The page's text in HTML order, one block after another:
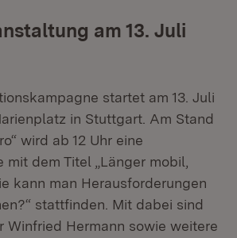
am 13. Juli
startet am 13. Juli
in Stuttgart. Am Stand
wird ab 12 Uhr eine
mit dem Titel
„Länger mobil,
kann man Herausforderungen
stattfinden. Mit dabei sind
Winfried Hermann sowie weitere